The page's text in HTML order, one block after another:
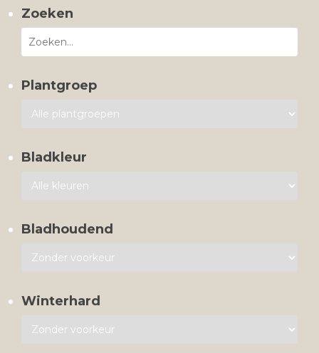
Zoeken
Plantgroep
Bladkleur
Bladhoudend
Winterhard